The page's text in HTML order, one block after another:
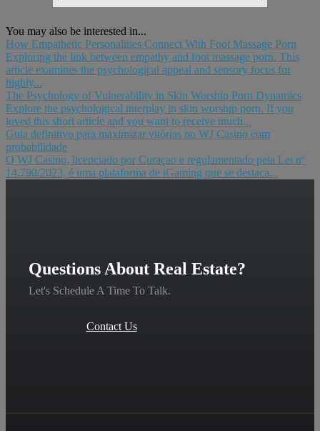
You may also be interested in...
How Empathetic Personalities Connect With Foot Massage Porn
Exploring the link between empathy and foot massage porn. This
article examines the psychological appeal and sensory focus for
highly...
The Psychology of Vulnerability in Skin Worship Porn Dynamics
Explore the psychological interplay in skin worship porn. If you
loved this short article and you want to receive much...
Guia definitivo para maximizar vitórias no WJ Casino com
probabilidade
O WJ Casino, licenciado por Curaçao e regulamentado pela Lei nº
14.790/2023, é uma plataforma de iGaming que se destaca...
Questions About Real Estate?
Let's Schedule A Time To Talk.
Contact Us